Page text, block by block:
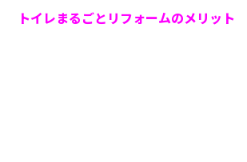
トイレまるごとリフォームのメリット